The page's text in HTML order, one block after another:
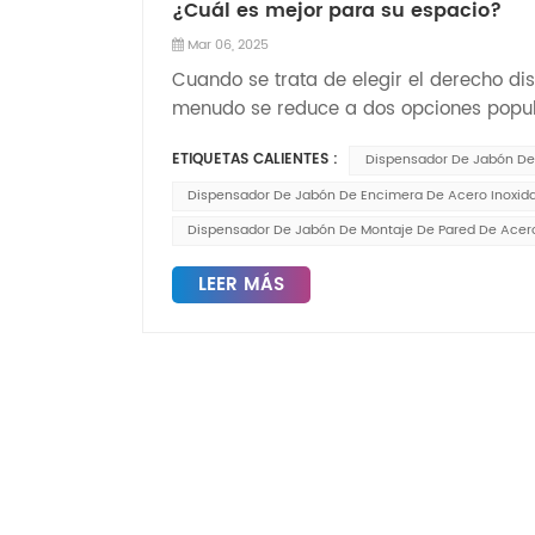
¿Cuál es mejor para su espacio?
Mar 06, 2025
Cuando se trata de elegir el derecho
menudo se reduce a dos opciones
adecuada para sus necesidades? El
favoritos para aquellos que buscan
Ideal para áreas de alto tráfico, como
ejemplo, nuestro dispensador de jabón
durabilidad con un diseño elegante y
ETIQUETAS CALIENTES : Dispensador De Jabón
Dispensador De Jabón De Encimera De Acero
Dispensador De Jabón De Montaje De Pared De
LEER MÁS